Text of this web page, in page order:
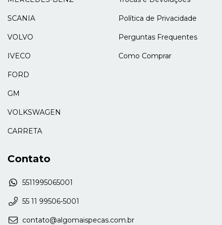
SCANIA
VOLVO
IVECO
FORD
GM
VOLKSWAGEN
CARRETA
Política de Privacidade
Perguntas Frequentes
Como Comprar
Contato
5511995065001
55 11 99506-5001
contato@algomaispecas.com.br